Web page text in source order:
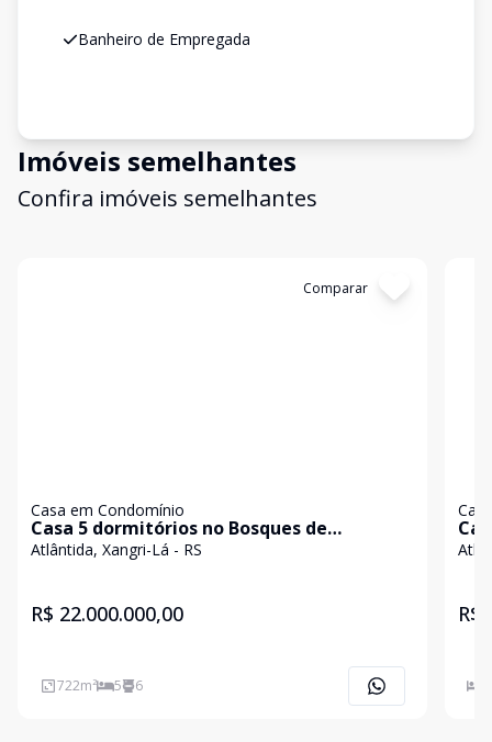
Banheiro de Empregada
Imóveis semelhantes
Confira imóveis semelhantes
Comparar
Casa em Condomínio
Casa 5 dormitórios no Bosques de
Atlântida
Atlântida, Xangri-Lá - RS
R$ 22.000.000,00
722m² 5 6
R$